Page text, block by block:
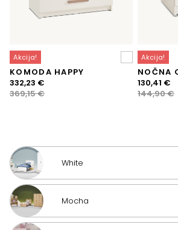
Akcija!
KOMODA HAPPY
369,15€
Izvirna
cena
332,23 €
Trenutna
cena
Akcija!
NOČNA
144,90€
Izvirna
cena
130,41 €
Trenutna
cena
White
Mocha